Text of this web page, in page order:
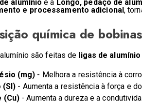
alumínio é a Longo, pedaço de
e processamento adicional ,
química de
são feitas de ligas de
(mg) - Melhora a resistência à
(SI) - Aumenta a resistência à força e
(Cu) - Aumenta a dureza e a